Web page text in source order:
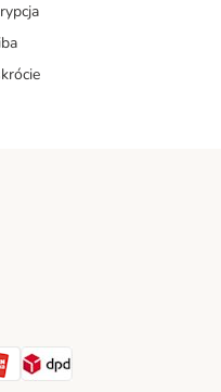
Shipping Method
ORLEN Paczka. Shipping